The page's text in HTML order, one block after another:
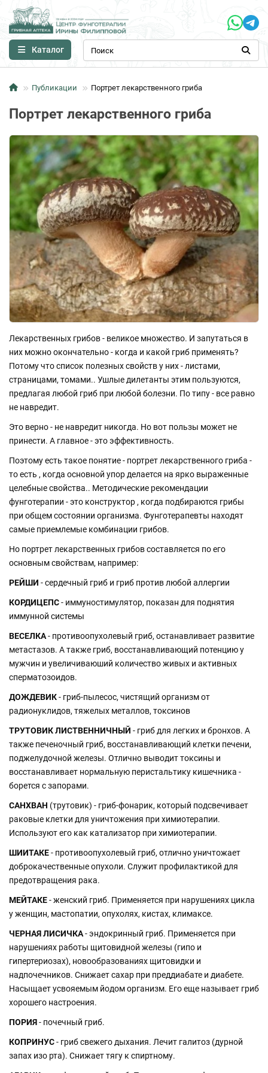
Каталог
Публикации Портрет лекарственного гриба
Портрет лекарственного гриба
Лекарственных грибов - великое множество. И запутаться в
них можно окончательно - когда и какой гриб применять?
Потому что список полезных свойств у них - листами,
страницами, томами.. Ушлые дилетанты этим пользуются,
предлагая любой гриб при любой болезни. По типу - все равно
не навредит.
Это верно - не навредит никогда. Но вот пользы может не
принести. А главное - это эффективность.
Поэтому есть такое понятие - портрет лекарственного гриба -
то есть , когда основной упор делается на ярко выраженные
целебные свойства.. Методические рекомендации
фунготерапии - это конструктор , когда подбираются грибы
при общем состоянии организма. Фунготерапевты находят
самые приемлемые комбинации грибов.
Но портрет лекарственных грибов составляется по его
основным свойствам, например:
РЕЙШИ - сердечный гриб и гриб против любой аллергии
КОРДИЦЕПС- иммуностимулятор, показан для поднятия
иммунной системы
ВЕСЕЛКА- противоопухолевый гриб, останавливает развитие
метастазов. А также гриб, восстанавливающий потенцию у
мужчин и увеличиваюший количество живых и активных
сперматозоидов.
ДОЖДЕВИК- гриб-пылесос, чистящий организм от
радионуклидов, тяжелых металлов, токсинов
ТРУТОВИК ЛИСТВЕННИЧНЫЙ - гриб для легких и бронхов. А
также печеночный гриб, восстанавливающий клетки печени,
поджелудочной железы. Отлично выводит токсины и
восстанавливает нормальную перистальтику кишечника -
борется с запорами.
САНХВАН (трутовик) - гриб-фонарик, который подсвечивает
раковые клетки для уничтожения при химиотерапии.
Используют его как катализатор при химиотерапии.
ШИИТАКЕ- противоопухолевый гриб, отлично уничтожает
доброкачественные опухоли. Служит профилактикой для
предотвращения рака.
МЕЙТАКЕ- женский гриб. Применяется при нарушениях цикла
у женщин, мастопатии, опухолях, кистах, климаксе.
ЧЕРНАЯ ЛИСИЧКА- эндокринный гриб. Применяется при
нарушениях работы щитовидной железы (гипо и
гипертериозах), новообразованиях щитовидки и
надпочечников. Снижает сахар при преддиабате и диабете.
Насыщает усвояемым йодом организм. Его еще называет гриб
хорошего настроения.
ПОРИЯ- почечный гриб.
КОПРИНУС- гриб свежего дыхания. Лечит галитоз (дурной
запах изо рта). Снижает тягу к спиртному.